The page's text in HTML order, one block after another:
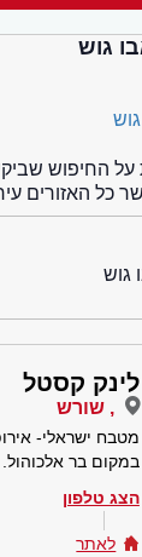
גוש
על החיפוש
כל האזורים
גוש
לינק קסטל
, שורש
מטבח ישראלי-
במקום בר אלכוהול.
הצג טלפון
לאתר